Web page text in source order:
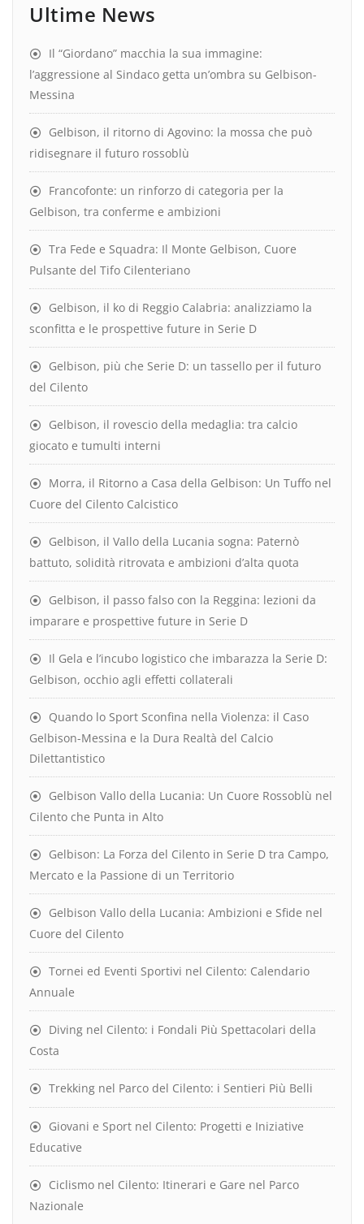
Ultime News
Il “Giordano” macchia la sua immagine:
l’aggressione al Sindaco getta un’ombra su Gelbison-
Messina
Gelbison, il ritorno di Agovino: la mossa che può
ridisegnare il futuro rossoblù
Francofonte: un rinforzo di categoria per la
Gelbison, tra conferme e ambizioni
Tra Fede e Squadra: Il Monte Gelbison, Cuore
Pulsante del Tifo Cilenteriano
Gelbison, il ko di Reggio Calabria: analizziamo la
sconfitta e le prospettive future in Serie D
Gelbison, più che Serie D: un tassello per il futuro
del Cilento
Gelbison, il rovescio della medaglia: tra calcio
giocato e tumulti interni
Morra, il Ritorno a Casa della Gelbison: Un Tuffo nel
Cuore del Cilento Calcistico
Gelbison, il Vallo della Lucania sogna: Paternò
battuto, solidità ritrovata e ambizioni d’alta quota
Gelbison, il passo falso con la Reggina: lezioni da
imparare e prospettive future in Serie D
Il Gela e l’incubo logistico che imbarazza la Serie D:
Gelbison, occhio agli effetti collaterali
Quando lo Sport Sconfina nella Violenza: il Caso
Gelbison-Messina e la Dura Realtà del Calcio
Dilettantistico
Gelbison Vallo della Lucania: Un Cuore Rossoblù nel
Cilento che Punta in Alto
Gelbison: La Forza del Cilento in Serie D tra Campo,
Mercato e la Passione di un Territorio
Gelbison Vallo della Lucania: Ambizioni e Sfide nel
Cuore del Cilento
Tornei ed Eventi Sportivi nel Cilento: Calendario
Annuale
Diving nel Cilento: i Fondali Più Spettacolari della
Costa
Trekking nel Parco del Cilento: i Sentieri Più Belli
Giovani e Sport nel Cilento: Progetti e Iniziative
Educative
Ciclismo nel Cilento: Itinerari e Gare nel Parco
Nazionale